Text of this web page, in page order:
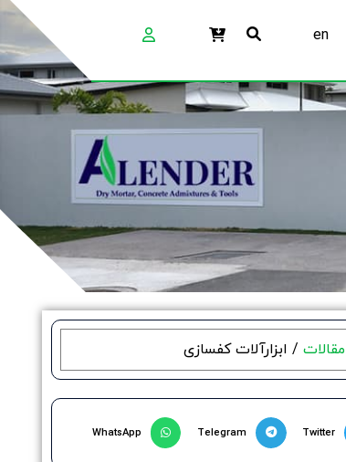
en
مقالات / ابزارآلات کفسازی
Twitter
Telegram
WhatsApp